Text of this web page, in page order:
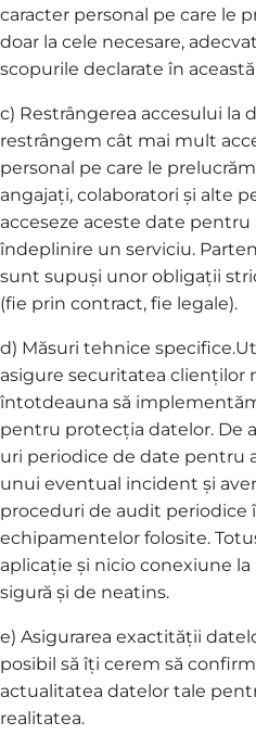
caracter personal pe care le
doar la cele necesare,
scopurile declarate în
c) Restrângerea accesului la
restrângem cât mai mult
personal pe care le
angajați, colaboratori și alte
acceseze aceste date pentru
îndeplinire un serviciu.
sunt supuși unor obligații
(fie prin contract, fie legale).
d) Măsuri tehnice
asigure securitatea clienților
întotdeauna să
pentru protecția datelor. De
uri periodice de date pentru
unui eventual incident și
proceduri de audit periodice
echipamentelor folosite.
aplicație și nicio conexiune
sigură și de neatins.
e) Asigurarea exactității
posibil să îți cerem să
actualitatea datelor tale
realitatea.